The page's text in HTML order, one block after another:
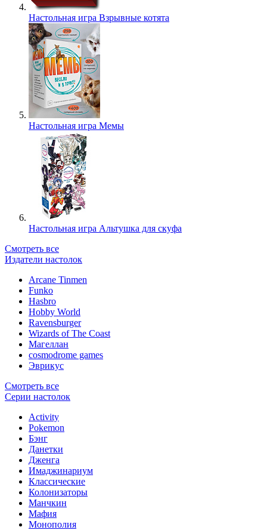
Настольная игра Взрывные котята
Настольная игра Мемы
Настольная игра Альтушка для скуфа
Смотреть все
Издатели настолок
Arcane Tinmen
Funko
Hasbro
Hobby World
Ravensburger
Wizards of The Coast
Магеллан
сosmodrome games
Эврикус
Смотреть все
Серии настолок
Activity
Pokemon
Бэнг
Данетки
Дженга
Имаджинариум
Классические
Колонизаторы
Манчкин
Мафия
Монополия